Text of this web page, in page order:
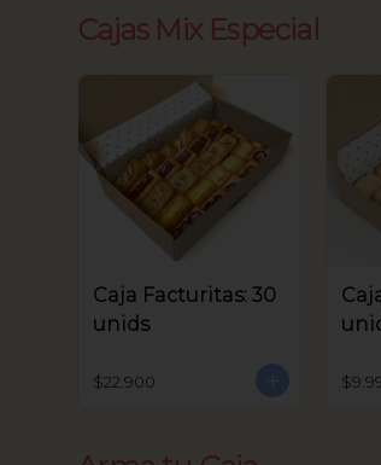
Cajas Mix Especial
Caja Facturitas: 30
unids
$22.900